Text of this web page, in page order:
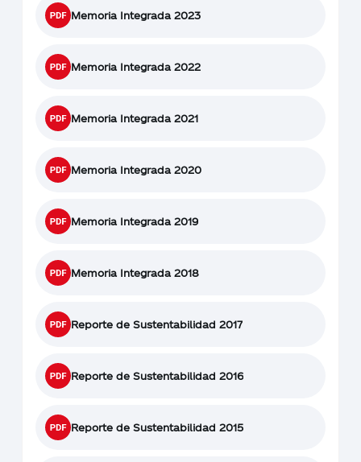
Memoria Integrada 2023
Memoria Integrada 2022
Memoria Integrada 2021
Memoria Integrada 2020
Memoria Integrada 2019
Memoria Integrada 2018
Reporte de Sustentabilidad 2017
Reporte de Sustentabilidad 2016
Reporte de Sustentabilidad 2015